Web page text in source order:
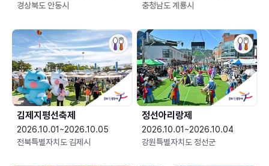
경상북도 안동시
충청남도 계룡시
김제지평선축제
2026.10.01~2026.10.05
전북특별자치도 김제시
정선아리랑제
2026.10.01~2026.10.04
강원특별자치도 정선군